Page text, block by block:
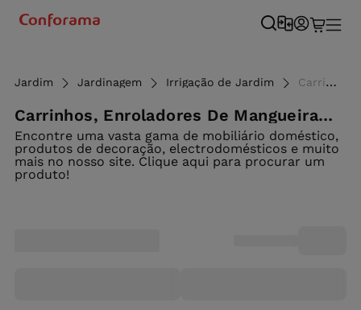
Jardim Jardinagem Irrigação de Jardim Carrinhos, enroladores de mangueiras e suportes - Conforama
Carrinhos, Enroladores De Mangueiras E Suportes
Encontre uma vasta gama de mobiliário doméstico,
produtos de decoração, electrodomésticos e muito
mais no nosso site. Clique aqui para procurar um
produto!